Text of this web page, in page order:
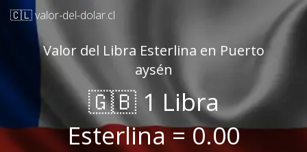
🇨🇱 valor-del-dolar.cl
Valor del Libra Esterlina en Puerto
aysén
🇬🇧 1 Libra
Esterlina = 0.00